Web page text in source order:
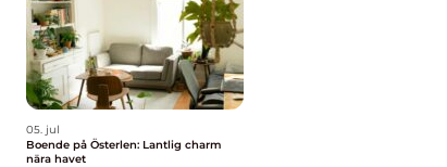
05. jul
Boende på Österlen: Lantlig charm
nära havet